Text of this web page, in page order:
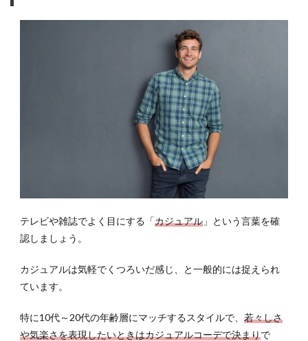
テレビや雑誌でよく目にする「カジュアル 」という言葉を確
認しましょう。
カジュアルは気軽でくつろいだ感じ、と一般的には捉えられ
ています。
特に10代～20代の年齢層にマッチするスタイルで、 若々しさ
や気楽さを表現したいときはカジュアルコーデで決まりで